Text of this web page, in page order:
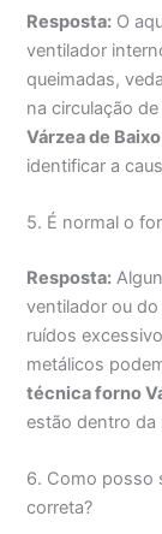
Resposta: O
ventilador
queimadas,
na circulação
Várzea de Baixo
identificar a
5. É normal o
Resposta:
ventilador ou
ruídos
metálicos
técnica forno
estão dentro da
6. Como posso
correta?